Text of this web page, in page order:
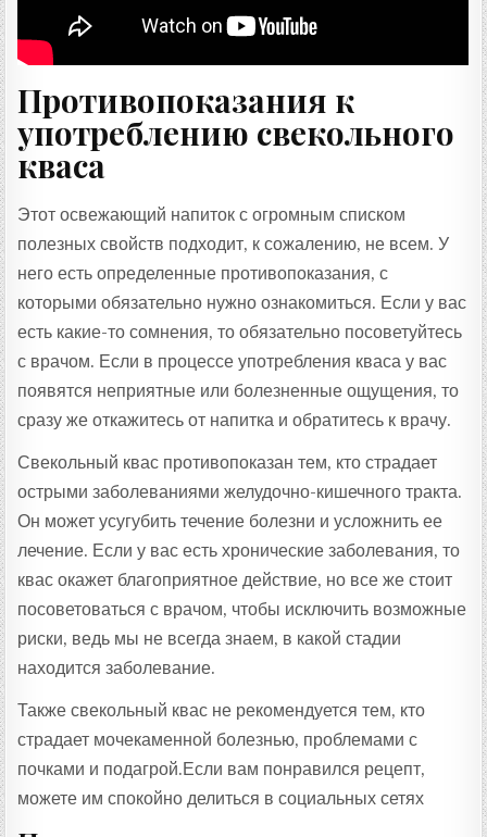
Противопоказания к
употреблению свекольного
кваса
Этот освежающий напиток с огромным списком
полезных свойств подходит, к сожалению, не всем. У
него есть определенные противопоказания, с
которыми обязательно нужно ознакомиться. Если у вас
есть какие-то сомнения, то обязательно посоветуйтесь
с врачом. Если в процессе употребления кваса у вас
появятся неприятные или болезненные ощущения, то
сразу же откажитесь от напитка и обратитесь к врачу.
Свекольный квас противопоказан тем, кто страдает
острыми заболеваниями желудочно-кишечного тракта.
Он может усугубить течение болезни и усложнить ее
лечение. Если у вас есть хронические заболевания, то
квас окажет благоприятное действие, но все же стоит
посоветоваться с врачом, чтобы исключить возможные
риски, ведь мы не всегда знаем, в какой стадии
находится заболевание.
Также свекольный квас не рекомендуется тем, кто
страдает мочекаменной болезнью, проблемами с
почками и подагрой.Если вам понравился рецепт,
можете им спокойно делиться в социальных сетях